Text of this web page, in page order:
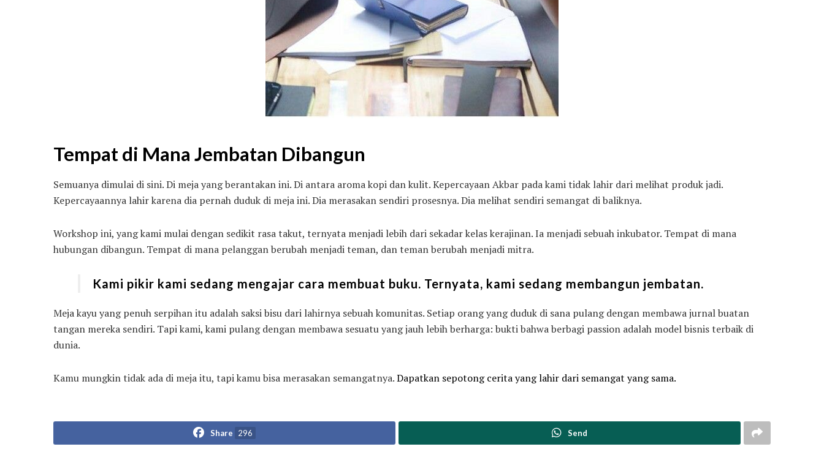
Tempat di Mana Jembatan Dibangun
Semuanya dimulai di sini. Di meja yang berantakan ini. Di antara aroma kopi dan kulit. Kepercayaan Akbar pada kami tidak lahir dari melihat produk jadi.
Kepercayaannya lahir karena dia pernah duduk di meja ini. Dia merasakan sendiri prosesnya. Dia melihat sendiri semangat di baliknya.
Workshop ini, yang kami mulai dengan sedikit rasa takut, ternyata menjadi lebih dari sekadar kelas kerajinan. Ia menjadi sebuah inkubator. Tempat di mana
hubungan dibangun. Tempat di mana pelanggan berubah menjadi teman, dan teman berubah menjadi mitra.
Kami pikir kami sedang mengajar cara membuat buku. Ternyata, kami sedang membangun jembatan.
Meja kayu yang penuh serpihan itu adalah saksi bisu dari lahirnya sebuah komunitas. Setiap orang yang duduk di sana pulang dengan membawa jurnal buatan
tangan mereka sendiri. Tapi kami, kami pulang dengan membawa sesuatu yang jauh lebih berharga: bukti bahwa berbagi passion adalah model bisnis terbaik di
dunia.
Kamu mungkin tidak ada di meja itu, tapi kamu bisa merasakan semangatnya.Dapatkan sepotong cerita yang lahir dari semangat yang sama.
Share 296 Send